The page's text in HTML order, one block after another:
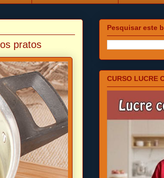
pratos
Pesquisar este
CURSO LUCRE